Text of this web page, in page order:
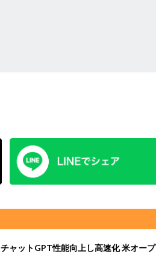
チャットGPT性能向上し高速化 米オープ